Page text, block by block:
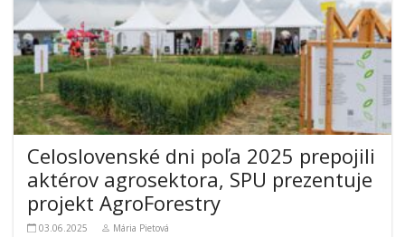
Celoslovenské dni poľa 2025 prepojili
aktérov agrosektora, SPU prezentuje
projekt AgroForestry
03.06.2025 Mária Pietová